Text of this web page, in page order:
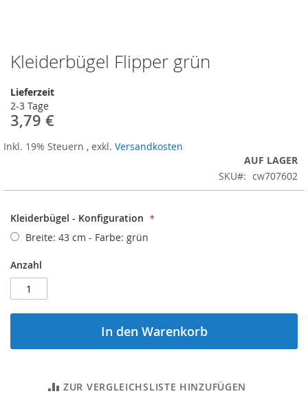
Kleiderbügel Flipper grün
Lieferzeit
2-3 Tage
3,79 €
Inkl. 19% Steuern , exkl. Versandkosten
AUF LAGER
SKU
cw707602
Kleiderbügel - Konfiguration
Breite: 43 cm - Farbe: grün
Anzahl
In den Warenkorb
ZUR VERGLEICHSLISTE HINZUFÜGEN
Zum
Anfang
der
Bildergalerie
springen